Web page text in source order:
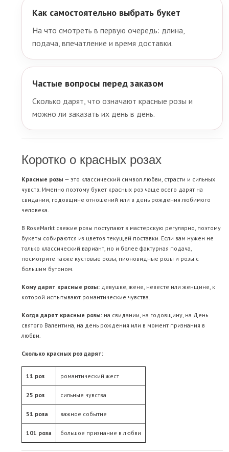
Как самостоятельно выбрать букет
На что смотреть в первую очередь: длина,
подача, впечатление и время доставки.
Частые вопросы перед заказом
Сколько дарят, что означают красные розы и
можно ли заказать их день в день.
Коротко о красных розах
Красные розы — это классический символ любви, страсти и сильных
чувств. Именно поэтому букет красных роз чаще всего дарят на
свидании, годовщине отношений или в день рождения любимого
человека.
В RoseMarkt свежие розы поступают в мастерскую регулярно, поэтому
букеты собираются из цветов текущей поставки. Если вам нужен не
только классический вариант, но и более фактурная подача,
посмотрите также кустовые розы, пионовидные розы и розы с
большим бутоном.
Кому дарят красные розы: девушке, жене, невесте или женщине, к
которой испытывают романтические чувства.
Когда дарят красные розы: на свидании, на годовщину, на День
святого Валентина, на день рождения или в момент признания в
любви.
Сколько красных роз дарят:
11 роз романтический жест
25 роз сильные чувства
51 роза важное событие
101 роза большое признание в любви